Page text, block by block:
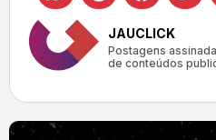
JAUCLICK
Postagens
de conteúdos